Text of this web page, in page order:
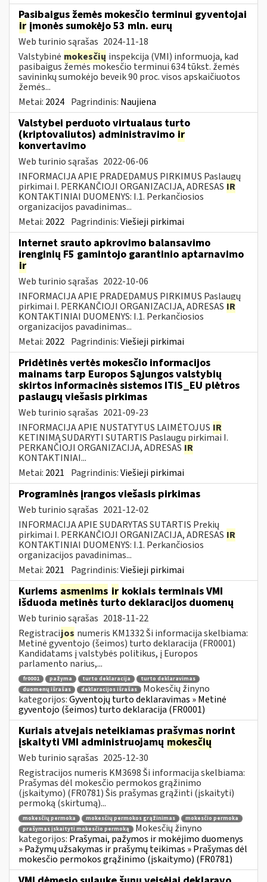
Pasibaigus žemės mokesčio terminui gyventojai
ir įmonės sumokėjo 53 mln. eurų
Web turinio sąrašas 2024-11-18
Valstybinė mokesčių inspekcija (VMI) informuoja, kad
pasibaigus žemės mokesčio terminui 634 tūkst. žemės
savininkų sumokėjo beveik 90 proc. visos apskaičiuotos
žemės...
Metai: 2024 Pagrindinis: Naujiena
Valstybei perduoto virtualaus turto
(kriptovaliutos) administravimo ir
konvertavimo
Web turinio sąrašas 2022-06-06
INFORMACIJA APIE PRADEDAMUS PIRKIMUS Paslaugų
pirkimai I. PERKANČIOJI ORGANIZACIJA, ADRESAS IR
KONTAKTINIAI DUOMENYS: I.1. Perkančiosios
organizacijos pavadinimas...
Metai: 2022 Pagrindinis:Viešieji pirkimai
Internet srauto apkrovimo balansavimo
įrenginių F5 gamintojo garantinio aptarnavimo
ir
Web turinio sąrašas 2022-10-06
INFORMACIJA APIE PRADEDAMUS PIRKIMUS Paslaugų
pirkimai I. PERKANČIOJI ORGANIZACIJA, ADRESAS IR
KONTAKTINIAI DUOMENYS: I.1. Perkančiosios
organizacijos pavadinimas...
Metai: 2022 Pagrindinis:Viešieji pirkimai
Pridėtinės vertės mokesčio informacijos
mainams tarp Europos Sąjungos valstybių
skirtos informacinės sistemos ITIS_EU plėtros
paslaugų viešasis pirkimas
Web turinio sąrašas 2021-09-23
INFORMACIJA APIE NUSTATYTUS LAIMĖTOJUS IR
KETINIMĄ SUDARYTI SUTARTIS Paslaugų pirkimai I.
PERKANČIOJI ORGANIZACIJA, ADRESAS IR
KONTAKTINIAI...
Metai: 2021 Pagrindinis:Viešieji pirkimai
Programinės įrangos viešasis pirkimas
Web turinio sąrašas 2021-12-02
INFORMACIJA APIE SUDARYTAS SUTARTIS Prekių
pirkimai I. PERKANČIOJI ORGANIZACIJA, ADRESAS IR
KONTAKTINIAI DUOMENYS: I.1. Perkančiosios
organizacijos pavadinimas...
Metai: 2021 Pagrindinis:Viešieji pirkimai
Kuriems asmenims ir kokiais terminais VMI
išduoda metinės turto deklaracijos duomenų
Web turinio sąrašas 2018-11-22
Registracijos numeris KM1332 Ši informacija skelbiama:
Metinė gyventojo (šeimos) turto deklaracija (FR0001)
Kandidatams į valstybės politikus, į Europos
parlamento narius,...
fr0001 pažyma turto deklaracija
turto deklaravimas
duomenų išrašas
deklaracijos išrašas
Mokesčių žinyno
kategorijos:Gyventojų turto deklaravimas » Metinė
gyventojo (šeimos) turto deklaracija (FR0001)
Kuriais atvejais neteikiamas prašymas norint
įskaityti VMI administruojamų mokesčių
Web turinio sąrašas 2025-12-30
Registracijos numeris KM3698 Ši informacija skelbiama:
Prašymas dėl mokesčio permokos grąžinimo
(įskaitymo) (FR0781) Šis prašymas grąžinti (įskaityti)
permoką (skirtumą)...
mokesčių permoka mokesčių permokos grąžinimas
mokesčio permoka
prašymas įskaityti mokesčio permoką
Mokesčių žinyno
kategorijos: Prašymai, pažymos ir mokėjimo duomenys
» Pažymų užsakymas ir prašymų teikimas » Prašymas dėl
mokesčio permokos grąžinimo (įskaitymo) (FR0781)